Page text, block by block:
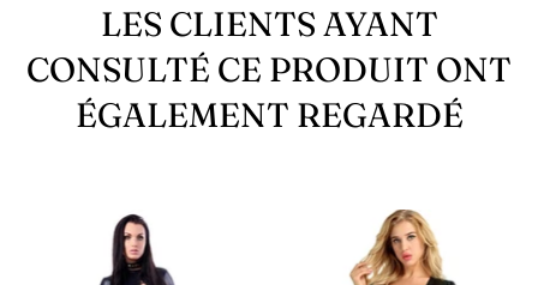
LES CLIENTS AYANT
CONSULTÉ CE PRODUIT ONT
ÉGALEMENT REGARDÉ